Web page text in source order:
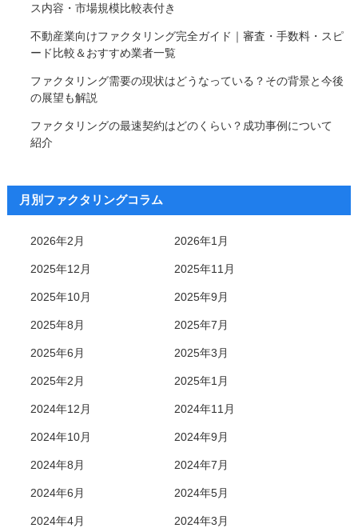
ス内容・市場規模比較表付き
不動産業向けファクタリング完全ガイド｜審査・手数料・スピ
ード比較＆おすすめ業者一覧
ファクタリング需要の現状はどうなっている？その背景と今後
の展望も解説
ファクタリングの最速契約はどのくらい？成功事例について
紹介
月別ファクタリングコラム
2026年2月 2026年1月
2025年12月 2025年11月
2025年10月 2025年9月
2025年8月 2025年7月
2025年6月 2025年3月
2025年2月 2025年1月
2024年12月 2024年11月
2024年10月 2024年9月
2024年8月 2024年7月
2024年6月 2024年5月
2024年4月 2024年3月